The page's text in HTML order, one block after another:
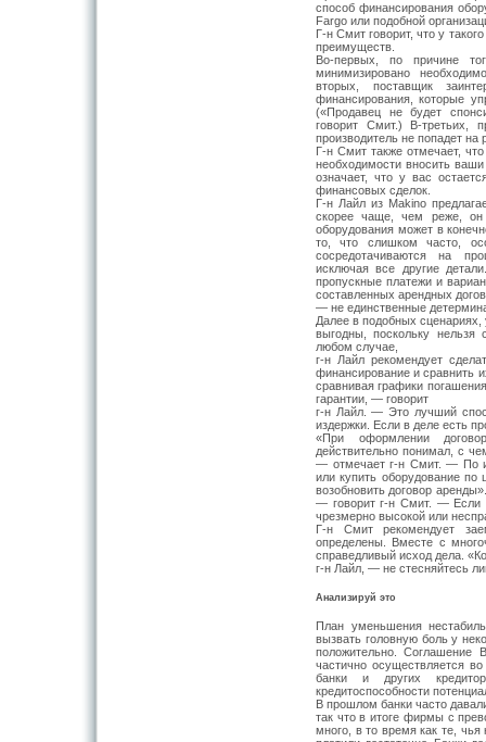
способ финансирования
Fargo или подобной
Г-н Смит говорит, что у
преимуществ.
Во-первых, по причине
минимизировано
вторых, поставщик
финансирования, которые
(«Продавец не будет
говорит Смит.) В-третьих,
производитель не попадет на
Г-н Смит также отмечает,
необходимости вносить
означает, что у вас
финансовых сделок.
Г-н Лайл из Makino
скорее чаще, чем реже, он
оборудования может в
то, что слишком часто,
сосредотачиваются на
исключая все другие
пропускные платежи и
составленных арендных
— не единственные
Далее в подобных
выгодны, поскольку
любом случае,
г-н Лайл рекомендует
финансирование и сравнить
сравнивая графики
гарантии, — говорит
г-н Лайл. — Это лучший
издержки. Если в деле есть
«При оформлении
действительно понимал, с
— отмечает г-н Смит. — По
или купить оборудование по
возобновить договор
— говорит г-н Смит. — Если
чрезмерно высокой или
Г-н Смит рекомендует
определены. Вместе с
справедливый исход дела.
г-н Лайл, — не стесняйтесь
Анализируй это
План уменьшения
вызвать головную боль у
положительно. Соглашение
частично осуществляется
банки и других
кредитоспособности
В прошлом банки часто
так что в итоге фирмы с
много, в то время как те, чья